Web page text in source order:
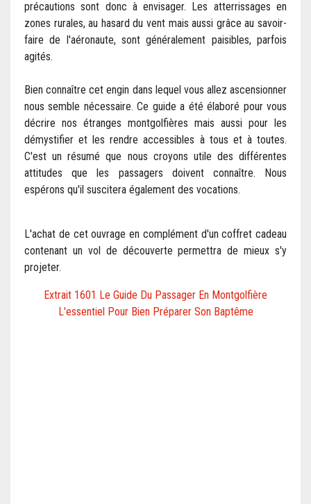
précautions sont donc à envisager. Les atterrissages en
zones rurales, au hasard du vent mais aussi grâce au savoir-
faire de l'aéronaute, sont généralement paisibles, parfois
agités.
Bien connaître cet engin dans lequel vous allez ascensionner
nous semble nécessaire. Ce guide a été élaboré pour vous
décrire nos étranges montgolfières mais aussi pour les
démystifier et les rendre accessibles à tous et à toutes.
C'est un résumé que nous croyons utile des différentes
attitudes que les passagers doivent connaître. Nous
espérons qu'il suscitera également des vocations.
L'achat de cet ouvrage en complément d'un coffret cadeau
contenant un vol de découverte permettra de mieux s'y
projeter.
Extrait 1601 Le Guide Du Passager En Montgolfière
L'essentiel Pour Bien Préparer Son Baptême